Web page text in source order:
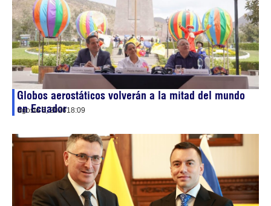
Globos aerostáticos volverán a la mitad del mundo
en Ecuador
agosto 5, 202618:09